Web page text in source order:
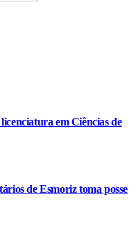
em Ciências de
de Esmoriz toma posse